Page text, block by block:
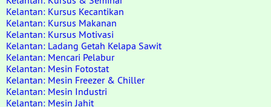
Kelantan: Kursus Kecantikan
Kelantan: Kursus Makanan
Kelantan: Kursus Motivasi
Kelantan: Ladang Getah Kelapa Sawit
Kelantan: Mencari Pelabur
Kelantan: Mesin Fotostat
Kelantan: Mesin Freezer & Chiller
Kelantan: Mesin Industri
Kelantan: Mesin Jahit